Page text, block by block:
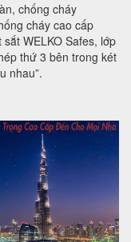
chống cháy
cháy cao cấp
WELKO Safes, lớp
thứ 3 bên trong két
nhau”.